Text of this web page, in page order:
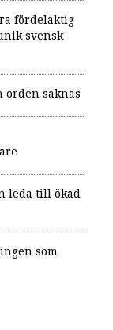
fördelaktig
svensk
orden saknas
leda till ökad
som